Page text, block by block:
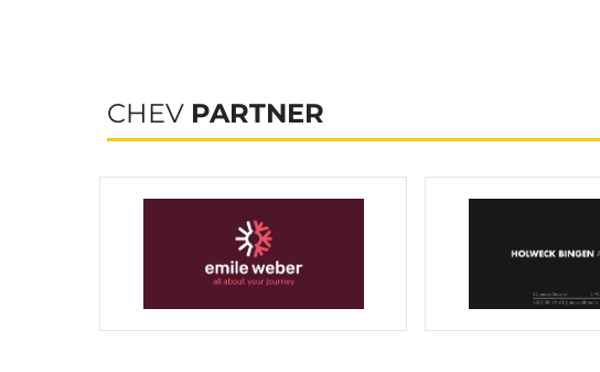
CHEV PARTNER